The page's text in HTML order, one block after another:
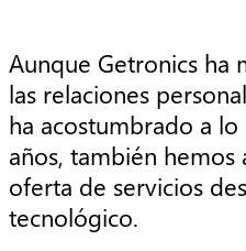
Aunque Getronics ha
las relaciones
ha acostumbrado a
años, también
oferta de servicios
tecnológico.